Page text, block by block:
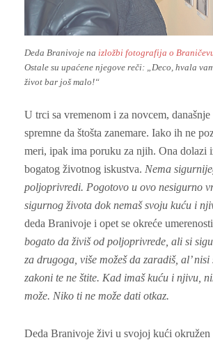
Deda Branivoje na izložbi fotografija o
Ostale su upaćene njegove reči: „Deco, hvala
život bar još malo!“
U trci sa vremenom i za novcem, današnje
spremne da štošta zanemare. Iako ih ne
meri, ipak ima poruku za njih. Ona dolazi
bogatog životnog iskustva. Nema
poljoprivredi. Pogotovo u ovo nesigurno
sigurnog života dok nemaš svoju kuću i
deda Branivoje i opet se okreće
bogato da živiš od poljoprivrede, ali si
za drugoga, više možeš da zaradiš, al’
zakoni te ne štite. Kad imaš kuću i njivu,
može. Niko ti ne može dati otkaz.
Deda Branivoje živi u svojoj kući okružen